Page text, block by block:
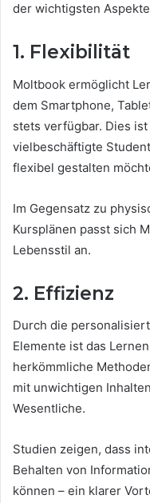
der wichtigsten
1. Flexibilität
Moltbook ermöglicht
dem Smartphone,
stets verfügbar. Dies
vielbeschäftigte
flexibel gestalten
Im Gegensatz zu
Kursplänen passt sich
Lebensstil an.
2. Effizienz
Durch die
Elemente ist das
herkömmliche
mit unwichtigen
Wesentliche.
Studien zeigen, dass
Behalten von
können – ein klarer